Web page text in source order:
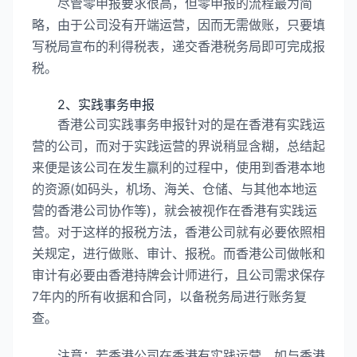
尽管零申报要求很高，但零申报的流程最为简
略，由于公司没有开端运营，因而无需做账，只要填
写税局宣布的利得税表，递交香港税务局即可完成报
税。
2、实践事务申报
香港公司实践事务申报针对的是在香港有实践运
营的公司，而对于实践运营的界说稍显含糊，总结起
来便是该公司在发生赢利的过程中，使用到香港本地
的资源(如码头，机场、海关、仓储、与其他本地运
营的香港公司协作等)，就会被视作在香港有实践运
营。对于这样的报税方法，香港公司就有必要依照相
关规定，进行做账、审计、报税。而香港公司做帐和
审计有必要由香港持牌会计师进行，且公司需求保存
7年内的所有收据和合同，以备税务局进行账务复
查。